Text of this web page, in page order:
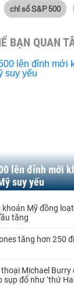
chỉ số S&P 500
BẠN QUAN
lên đỉnh mới
suy yếu
khoán Mỹ đồng
tăng
tăng hơn 250
thoại Michael
sụp đổ như ‘thứ